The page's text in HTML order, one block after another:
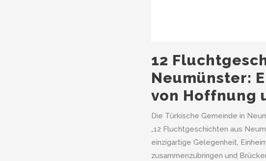
12
Neumünster:
von Hoffnung
Die Türkische Gemeinde in
„12 Fluchtgeschichten aus
einzigartige Gelegenheit,
zusammenzubringen und